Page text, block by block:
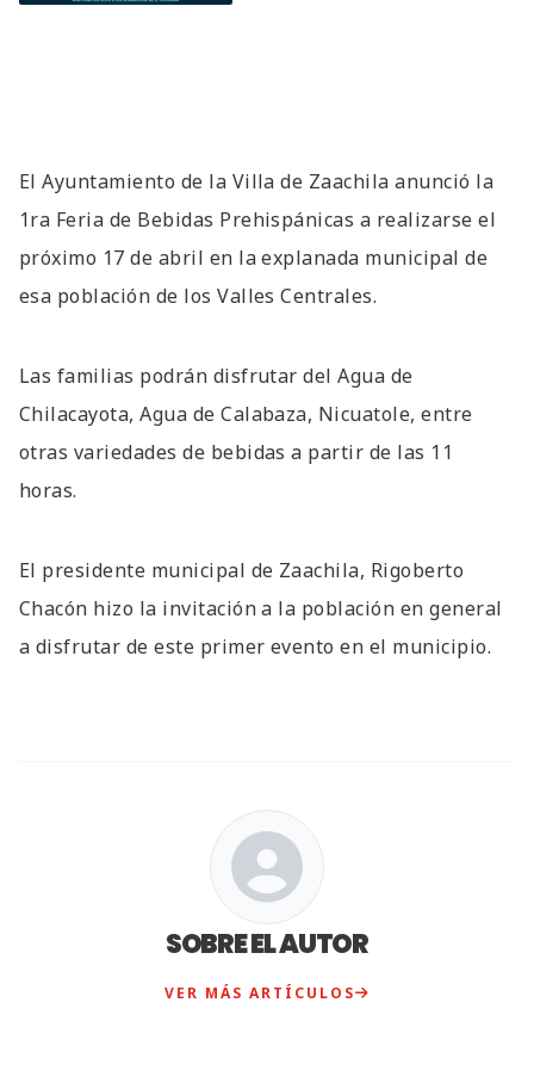
El Ayuntamiento de la Villa de Zaachila anunció la
1ra Feria de Bebidas Prehispánicas a realizarse el
próximo 17 de abril en la explanada municipal de
esa población de los Valles Centrales.
Las familias podrán disfrutar del Agua de
Chilacayota, Agua de Calabaza, Nicuatole, entre
otras variedades de bebidas a partir de las 11
horas.
El presidente municipal de Zaachila, Rigoberto
Chacón hizo la invitación a la población en general
a disfrutar de este primer evento en el municipio.
SOBRE EL AUTOR
VER MÁS ARTÍCULOS